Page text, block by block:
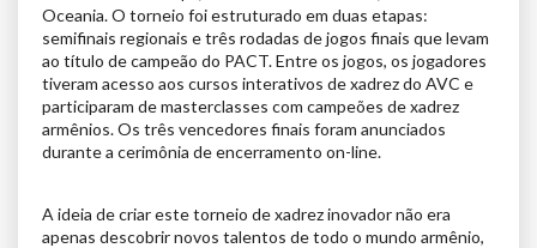
Oceania. O torneio foi estruturado em duas etapas:
semifinais regionais e três rodadas de jogos finais que levam
ao título de campeão do PACT. Entre os jogos, os jogadores
tiveram acesso aos cursos interativos de xadrez do AVC e
participaram de masterclasses com campeões de xadrez
armênios. Os três vencedores finais foram anunciados
durante a cerimônia de encerramento on-line.
A ideia de criar este torneio de xadrez inovador não era
apenas descobrir novos talentos de todo o mundo armênio,